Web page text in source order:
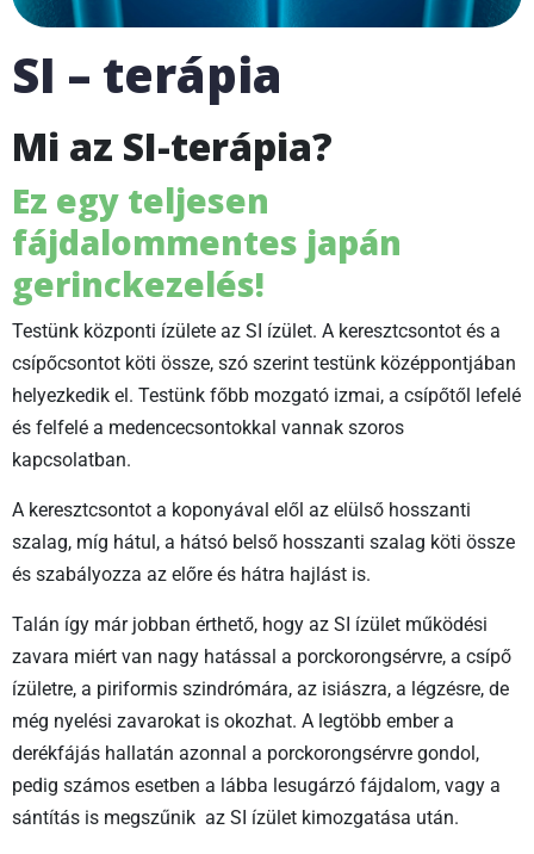
SI – terápia
Mi az SI-terápia?
Ez egy teljesen
fájdalommentes japán
gerinckezelés!
Testünk központi ízülete az SI ízület. A keresztcsontot és a
csípőcsontot köti össze, szó szerint testünk középpontjában
helyezkedik el. Testünk főbb mozgató izmai, a csípőtől lefelé
és felfelé a medencecsontokkal vannak szoros
kapcsolatban.
A keresztcsontot a koponyával elől az elülső hosszanti
szalag, míg hátul, a hátsó belső hosszanti szalag köti össze
és szabályozza az előre és hátra hajlást is.
Talán így már jobban érthető, hogy az SI ízület működési
zavara miért van nagy hatással a porckorongsérvre, a csípő
ízületre, a piriformis szindrómára, az isiászra, a légzésre, de
még nyelési zavarokat is okozhat. A legtöbb ember a
derékfájás hallatán azonnal a porckorongsérvre gondol,
pedig számos esetben a lábba lesugárzó fájdalom, vagy a
sántítás is megszűnik az SI ízület kimozgatása után.